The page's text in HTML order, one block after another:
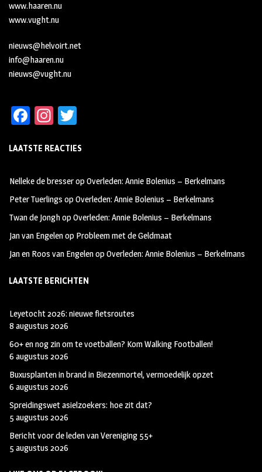
www.haaren.nu
www.vught.nu
nieuws@helvoirt.net
info@haaren.nu
nieuws@vught.nu
Fa
b
oo
k
In
ag
m
tt
LAATSTE REACTIES
Nelleke de bresseropOverleden: Annie Bolenius – Berkelmans
Peter Tuerlings opOverleden: Annie Bolenius – Berkelmans
Twan de JonghopOverleden: Annie Bolenius – Berkelmans
Jan van Engelenop Probleem met de Geldmaat
Jan en Roos van EngelenopOverleden: Annie Bolenius – Berkelmans
LAATSTE BERICHTEN
Leyetocht 2026: nieuwe fietsroutes
8 augustus 2026
60+ en nog zin om te voetballen? Kom Walking Footballen!
6 augustus 2026
Buxusplanten in brand in Biezenmortel, vermoedelijk opzet
6 augustus 2026
Spreidingswet asielzoekers: hoe zit dat?
5 augustus 2026
Bericht voor de leden van Vereniging 55+
5 augustus 2026